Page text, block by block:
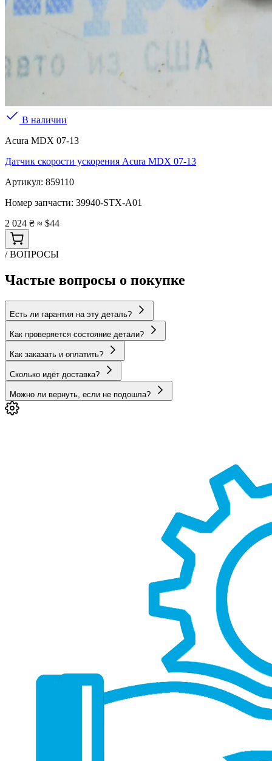
В наличии
Acura MDX 07-13
Датчик скорости ускорения Acura MDX 07-13
Артикул: 859110
Номер запчасти: 39940-STX-A01
2 024 ₴ ≈ $44
/ ВОПРОСЫ
Частые вопросы о покупке
Есть ли гарантия на эту деталь?
Как проверяется состояние детали?
Как заказать и оплатить?
Сколько идёт доставка?
Можно ли вернуть, если не подошла?